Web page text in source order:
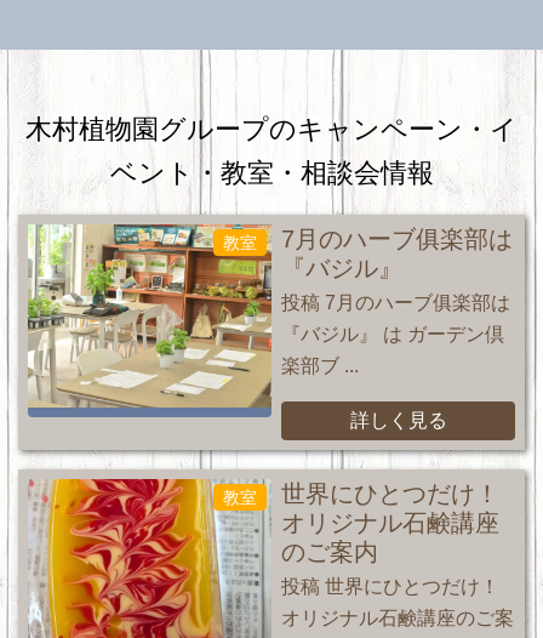
木村植物園グループのキャンペーン・ イ
ベント・教室・相談会情報
教室
7月のハーブ俱楽部は
『バジル』
投稿 7月のハーブ俱楽部は
『バジル』 は ガーデン倶
楽部ブ ...
詳しく見る
教室
世界にひとつだけ！
オリジナル石鹸講座
のご案内
投稿 世界にひとつだけ！
オリジナル石鹸講座のご案